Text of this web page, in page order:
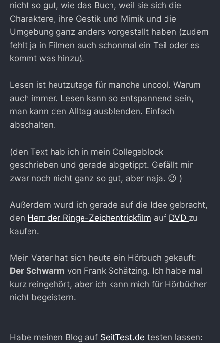
nicht so gut, wie das Buch, weil sie sich die
Charaktere, ihre Gestik und Mimik und die
Umgebung ganz anders vorgestellt haben (zudem
fehlt ja in Filmen auch schonmal ein Teil oder es
kommt was hinzu).
Lesen ist heutzutage für manche uncool. Warum
auch immer. Lesen kann so entspannend sein,
man kann den Alltag ausblenden. Einfach
abschalten.
(den Text hab ich in mein Collegeblock
geschrieben und gerade abgetippt. Gefällt mir
zwar noch nicht ganz so gut, aber naja. 😉 )
Außerdem wurd ich gerade auf die Idee gebracht,
den Herr der Ringe-Zeichentrickfilm auf DVD zu
kaufen.
Mein Vater hat sich heute ein Hörbuch gekauft:
Der Schwarm von Frank Schätzing. Ich habe mal
kurz reingehört, aber ich kann mich für Hörbücher
nicht begeistern.
Habe meinen Blog auf SeitTest.de testen lassen: